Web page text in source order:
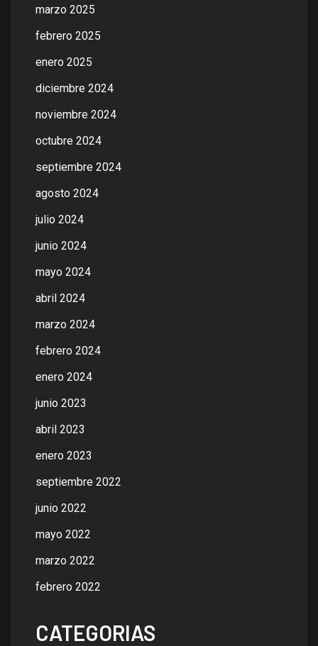
marzo 2025
febrero 2025
enero 2025
diciembre 2024
noviembre 2024
octubre 2024
septiembre 2024
agosto 2024
julio 2024
junio 2024
mayo 2024
abril 2024
marzo 2024
febrero 2024
enero 2024
junio 2023
abril 2023
enero 2023
septiembre 2022
junio 2022
mayo 2022
marzo 2022
febrero 2022
CATEGORIAS